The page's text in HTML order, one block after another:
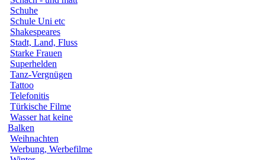
Schuhe
Schule Uni etc
Shakespeares
Stadt, Land, Fluss
Starke Frauen
Superhelden
Tanz-Vergnügen
Tattoo
Telefonitis
Türkische Filme
Wasser hat keine
Balken
Weihnachten
Werbung, Werbefilme